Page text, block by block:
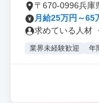
〒670-0996兵庫
月給25万円～65
求めている人材
業界未経験歓迎 年